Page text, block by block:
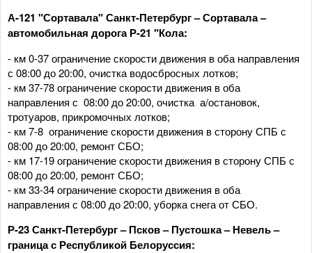
А-121 "Сортавала" Санкт-Петербург – Сортавала –
автомобильная дорога Р-21 "Кола:
- км 0-37 ограничение скорости движения в оба направления
с 08:00 до 20:00, очистка водосбросных лотков;
- км 37-78 ограничение скорости движения в оба
направления с 08:00 до 20:00, очистка а/остановок,
тротуаров, прикромочных лотков;
- км 7-8 ограничение скорости движения в сторону СПБ с
08:00 до 20:00, ремонт СБО;
- км 17-19 ограничение скорости движения в сторону СПБ с
08:00 до 20:00, ремонт СБО;
- км 33-34 ограничение скорости движения в оба
направления с 08:00 до 20:00, уборка снега от СБО.
Р-23 Санкт-Петербург – Псков – Пустошка – Невель –
граница с Республикой Белоруссия: